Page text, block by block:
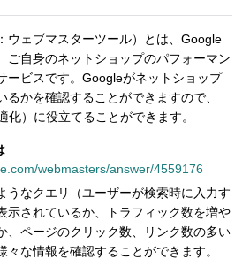
ウェブマスターツール）とは、Google
ご自身のネットショップのパフォーマン
ービスです。Googleがネットショップ
るかを確認することができますので、
化）に役立てることができます。
webmasters/answer/4559176
うなクエリ（ユーザーが検索時に入力す
示されているか、トラフィック数を増や
、ページのクリック数、リンク数の多い
々な情報を確認することができます。